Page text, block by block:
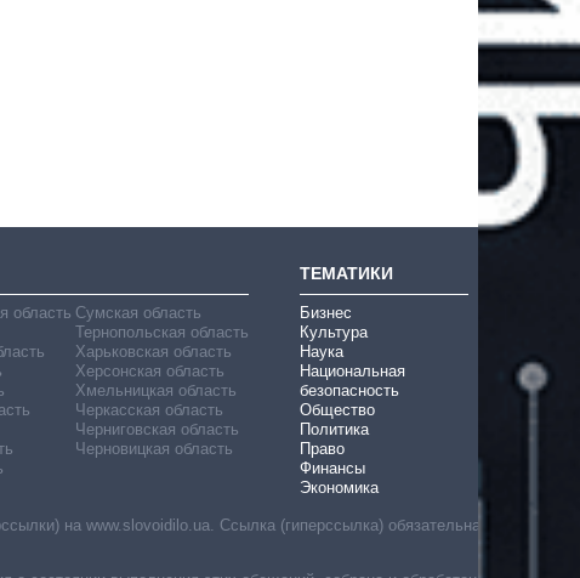
область Сумская область
Тернопольская область
Харьковская область
Херсонская область
Хмельницкая область
Черкасская область
Черниговская область
Черновицкая область
ТЕМАТИКИ
Бизнес
Культура
Наука
Национальная
безопасность
Общество
Политика
Право
Финансы
Экономика
на www.slovoidilo.ua. Ссылка (гиперссылка) обязательна